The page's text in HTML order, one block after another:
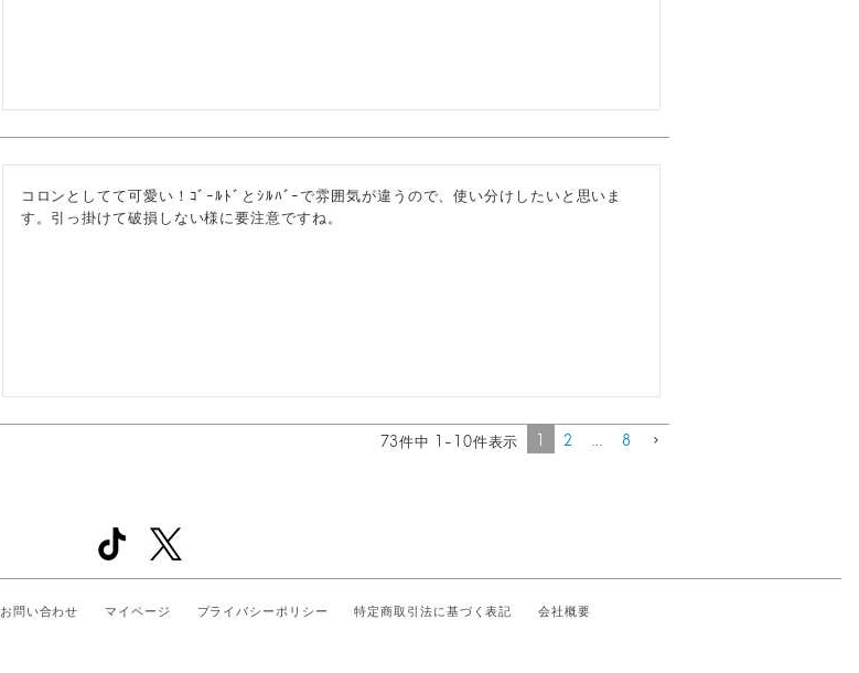
コロンとしてて可愛い！ｺﾞｰﾙﾄﾞとｼﾙﾊﾞｰで雰囲気が違うので、使い分けしたいと思いま
す。引っ掛けて破損しない様に要注意ですね。
73件中 1 - 10件表示 1 2 … 8
お問い合わせ マイページ プライバシーポリシー 特定商取引法に基づく表記 会社概要